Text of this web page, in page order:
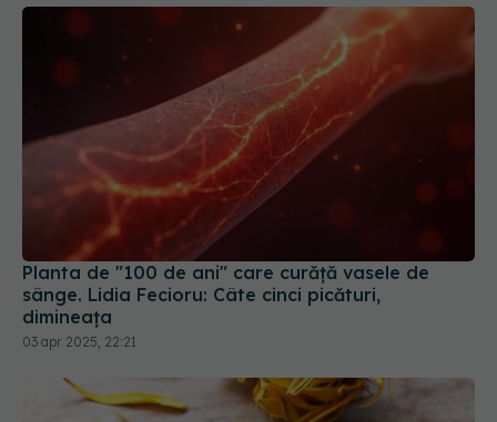
Planta de "100 de ani" care curăţă vasele de
sânge. Lidia Fecioru: Câte cinci picături,
dimineaţa
03 apr 2025, 22:21